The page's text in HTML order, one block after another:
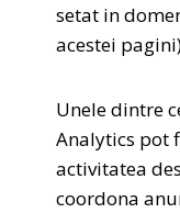
setat in
acestei
Unele dintre
Analytics pot
activitatea
coordona